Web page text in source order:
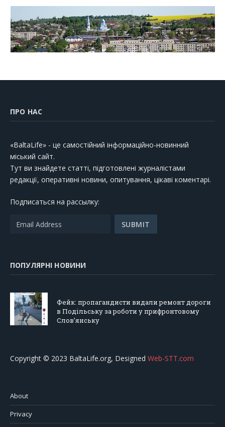
ПРО НАС
«BaltaLife» - це самостійний інформаційно-новинний
міський сайт.
Тут ви знайдете статті, підготовлені журналістами
редакції, оперативні новини, опитування, цікаві коментарі.
Подписаться на рассылку:
ПОПУЛЯРНІ НОВИНИ
Фейк: пропагандисти видали ремонт дороги
в Подільську за роботи у прифронтовому
Слов’янську
Copyright © 2023 BaltaLife.org, Designed Web-STT.com
About
Privacy